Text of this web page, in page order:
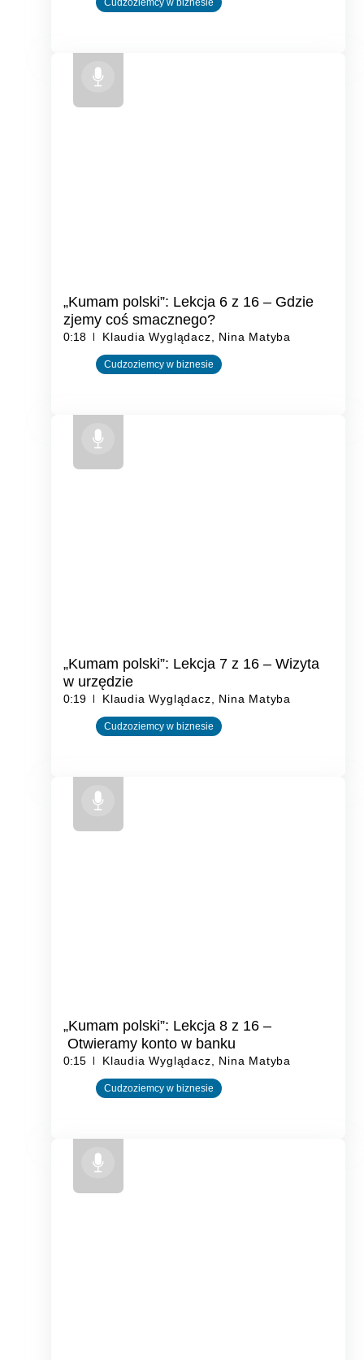
Cudzoziemcy w biznesie
„Kumam polski”: Lekcja 6 z 16 – Gdzie
zjemy coś smacznego?
0:18 Klaudia Wyglądacz, Nina Matyba
Cudzoziemcy w biznesie
„Kumam polski”: Lekcja 7 z 16 – Wizyta
w urzędzie
0:19 Klaudia Wyglądacz, Nina Matyba
Cudzoziemcy w biznesie
„Kumam polski”: Lekcja 8 z 16 –
Otwieramy konto w banku
0:15 Klaudia Wyglądacz, Nina Matyba
Cudzoziemcy w biznesie